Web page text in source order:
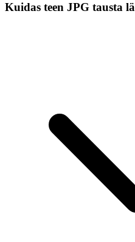
Kuidas teen JPG tausta